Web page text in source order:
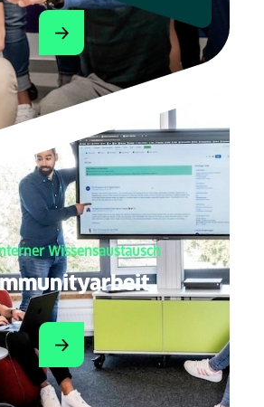
Wissensaustausch
Mehr zu unseren